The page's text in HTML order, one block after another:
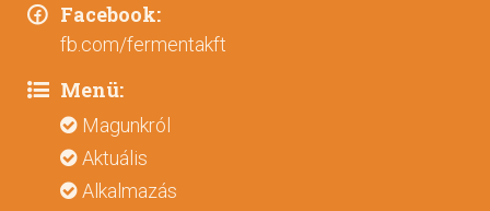
Facebook:
fb.com/fermentakft
Menü:
Magunkról
Aktuális
Alkalmazás